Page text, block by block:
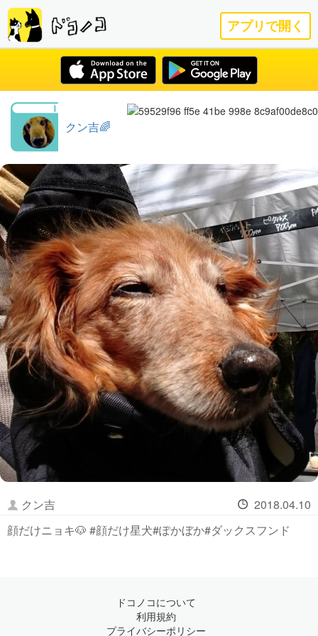
アプリで開く
クン吉🌈
クン吉
2018.04.10
顔だけニョキ🐶 #顔だけ星犬#ぽかぼか#ダックスフンド
ドコノコについて
利用規約
プライバシーポリシー